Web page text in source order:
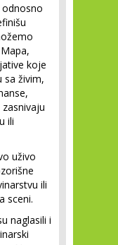
koje
sa živim,
ili
uživo
ili
sceni.
naglasili i